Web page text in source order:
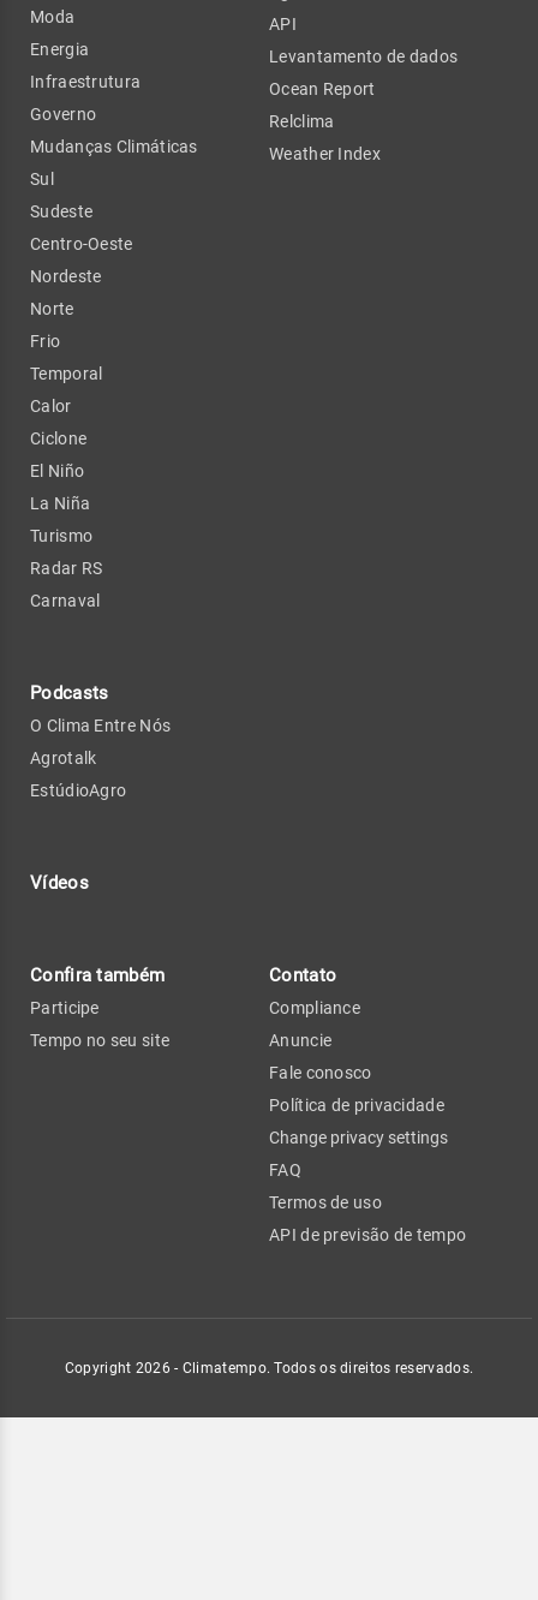
Moda
Energia
Infraestrutura
Governo
Mudanças Climáticas
Sul
Sudeste
Centro-Oeste
Nordeste
Norte
Frio
Temporal
Calor
Ciclone
El Niño
La Niña
Turismo
Radar RS
Carnaval
Podcasts
O Clima Entre Nós
Agrotalk
EstúdioAgro
Vídeos
API
Levantamento de dados
Ocean Report
Relclima
Weather Index
Confira também
Participe
Tempo no seu site
Contato
Compliance
Anuncie
Fale conosco
Política de privacidade
Change privacy settings
FAQ
Termos de uso
API de previsão de tempo
Copyright 2026 - Climatempo. Todos os direitos reservados.